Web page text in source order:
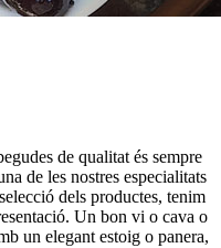
de qualitat és sempre
de les nostres especialitats
dels productes, tenim
Un bon vi o cava o
un elegant estoig o panera,